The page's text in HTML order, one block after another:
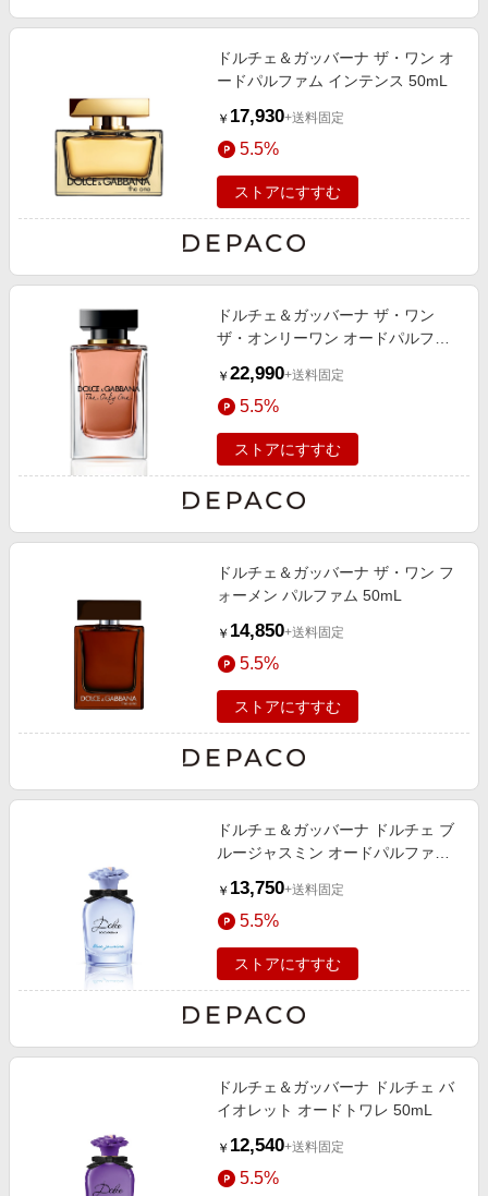
ドルチェ＆ガッバーナ ザ・ワン オ
ードパルファム インテンス 50mL
￥ 17,930+送料固定
5.5%
ストアにすすむ
ドルチェ＆ガッバーナ ザ・ワン
ザ・オンリーワン オードパルファ
￥ 22,990+送料固定
5.5%
ストアにすすむ
ドルチェ＆ガッバーナ ザ・ワン フ
ォーメン パルファム 50mL
￥ 14,850+送料固定
5.5%
ストアにすすむ
ドルチェ＆ガッバーナ ドルチェ ブ
ルージャスミン オードパルファム
￥ 13,750+送料固定
5.5%
ストアにすすむ
ドルチェ＆ガッバーナ ドルチェ バ
イオレット オードトワレ 50mL
￥ 12,540+送料固定
5.5%